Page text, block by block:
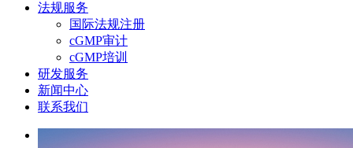
法规服务
国际法规注册
cGMP审计
cGMP培训
研发服务
新闻中心
联系我们